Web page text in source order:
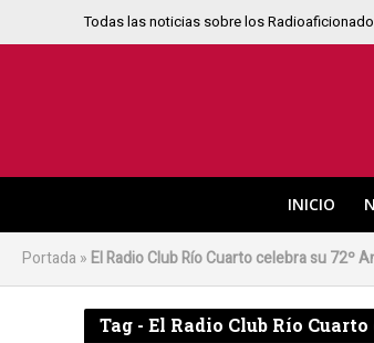
Todas las noticias sobre los
INICIO
Portada » El Radio Club Río Cuarto celebra su 72º
Tag - El Radio Club Río